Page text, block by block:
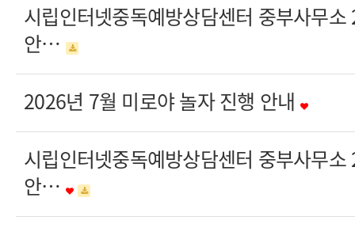
시립인터넷중독예방상담센터 중부사무
안…
2026년 7월 미로야 놀자 진행 안내
시립인터넷중독예방상담센터 중부사무
안…